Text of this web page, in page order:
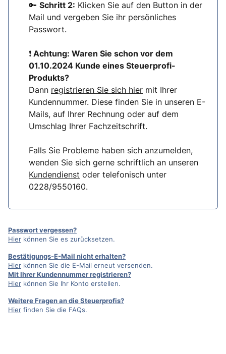
🔑 Schritt 2: Klicken Sie auf den Button in der
Mail und vergeben Sie ihr persönliches
Passwort.
❗ Achtung: Waren Sie schon vor dem
01.10.2024 Kunde eines Steuerprofi-
Produkts?
Dann registrieren Sie sich hier mit Ihrer
Kundennummer. Diese finden Sie in unseren E-
Mails, auf Ihrer Rechnung oder auf dem
Umschlag Ihrer Fachzeitschrift.
Falls Sie Probleme haben sich anzumelden,
wenden Sie sich gerne schriftlich an unseren
Kundendienst oder telefonisch unter
0228/9550160.
Passwort vergessen?
Hier können Sie es zurücksetzen.
Bestätigungs-E-Mail nicht erhalten?
Hier können Sie die E-Mail erneut versenden.
Mit Ihrer Kundennummer registrieren?
Hier können Sie Ihr Konto erstellen.
Weitere Fragen an die Steuerprofis?
Hier finden Sie die FAQs.